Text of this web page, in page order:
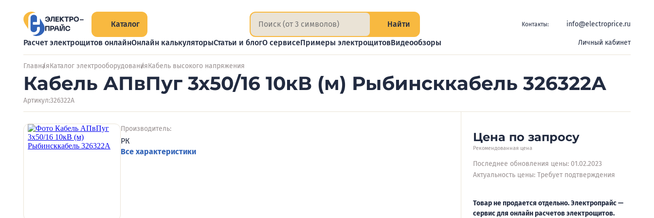
Каталог Найти Контакты: info@electroprice.ru
Расчет электрощитов онлайнОнлайн калькуляторыСтатьи и блогО сервисеПримеры электрощитовВидеообзоры Личный кабинет
ГлавнаяКаталог электрооборудованияКабель высокого напряжения
Кабель АПвПуг 3х50/16 10кВ (м) Рыбинсккабель 326322А
Артикул:326322А
Производитель:
РК
Все характеристики
Цена по запросу
Рекомендованная цена
Последнее обновления цены: 01.02.2023
Актуальность цены: Требует подтверждения
Товар не продается отдельно. Электропрайс —
сервис для онлайн расчетов электрощитов.